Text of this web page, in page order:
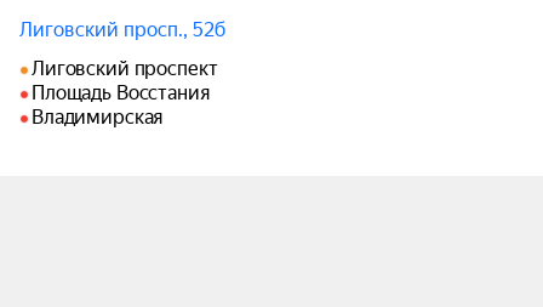
Лиговский просп., 52б
Лиговский проспект
Площадь Восстания
Владимирская